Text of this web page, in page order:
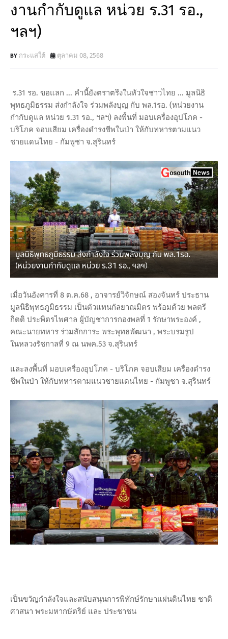
งานกำกับดูแล หน่วย ร.31 รอ.,
ฯลฯ)
กระแสใต้ ตุลาคม 08, 2568
ร.31 รอ. ขอแลก ... คำนี้ยังตราตรึงในหัวใจชาวไทย ... มูลนิธิ
พุทธภูมิธรรม ส่งกำลังใจ ร่วมพลังบุญ กับ พล.1รอ. (หน่วยงาน
กำกับดูแล หน่วย ร.31 รอ., ฯลฯ) ลงพื้นที่ มอบเครื่องอุปโภค -
บริโภค จอบเสียม เครื่องดำรงชีพในป่า ให้กับทหารตามแนว
ชายแดนไทย - กัมพูชา จ.สุรินทร์
เมื่อวันอังคารที่ 8 ต.ค.68 , อาจารย์วิจักษณ์ สองจันทร์ ประธาน
มูลนิธิพุทธภูมิธรรม เป็นตัวแทนกัลยาณมิตร พร้อมด้วย พลตรี
กิตติ ประพิตรไพศาล ผู้บัญชาการกองพลที่ 1 รักษาพระองค์ ,
คณะนายทหาร ร่วมสักการะ พระพุทธพัฒนา , พระบรมรูป
ในหลวงรัชกาลที่ 9 ณ นพค.53 จ.สุรินทร์
และลงพื้นที่ มอบเครื่องอุปโภค - บริโภค จอบเสียม เครื่องดำรง
ชีพในป่า ให้กับทหารตามแนวชายแดนไทย - กัมพูชา จ.สุรินทร์
เป็นขวัญกำลังใจและสนับสนุนการพิทักษ์รักษาแผ่นดินไทย ชาติ
ศาสนา พระมหากษัตริย์ และ ประชาชน